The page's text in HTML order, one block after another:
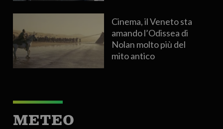
Cinema, il Veneto sta
amando l’Odissea di
Nolan molto più del
mito antico
METEO